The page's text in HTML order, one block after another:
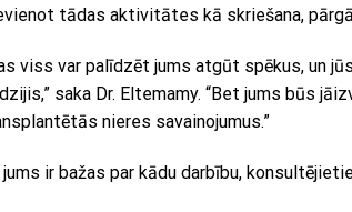
tādas aktivitātes kā skriešana,
viss var palīdzēt jums atgūt spēkus, un
saka Dr. Eltemamy. “Bet jums būs
nieres savainojumus.”
ir bažas par kādu darbību,